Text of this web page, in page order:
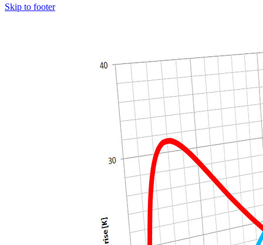
Skip to footer